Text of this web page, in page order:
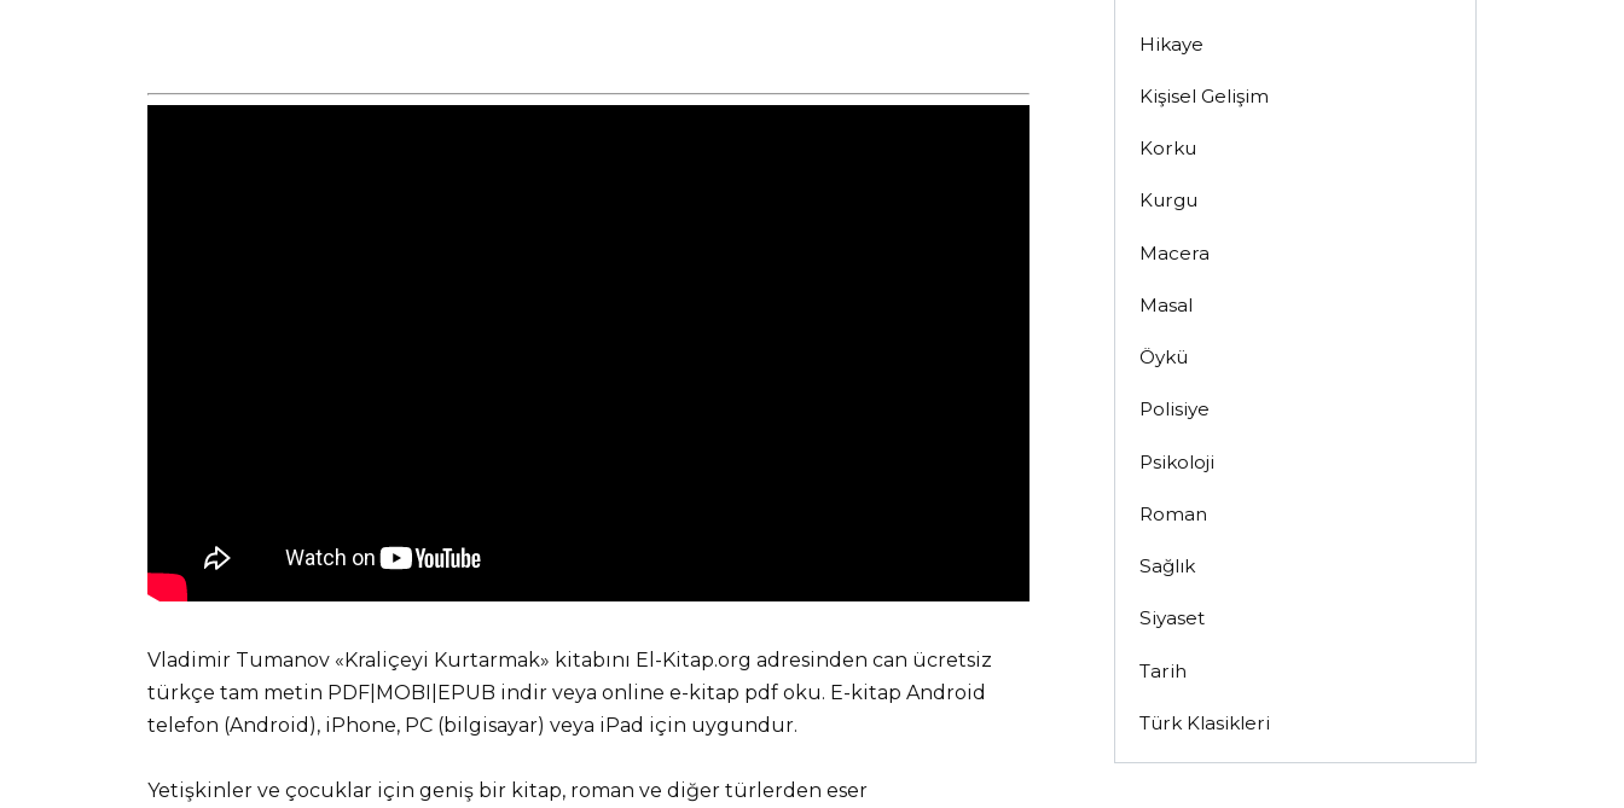
Vladimir Tumanov «Kraliçeyi Kurtarmak» kitabını El-Kitap.org adresinden can ücretsiz
türkçe tam metin PDF|MOBI|EPUB indir veya online e-kitap pdf oku. E-kitap Android
telefon (Android), iPhone, PC (bilgisayar) veya iPad için uygundur.
Yetişkinler ve çocuklar için geniş bir kitap, roman ve diğer türlerden eser
Hikaye
Kişisel Gelişim
Korku
Kurgu
Macera
Masal
Öykü
Polisiye
Psikoloji
Roman
Sağlık
Siyaset
Tarih
Türk Klasikleri